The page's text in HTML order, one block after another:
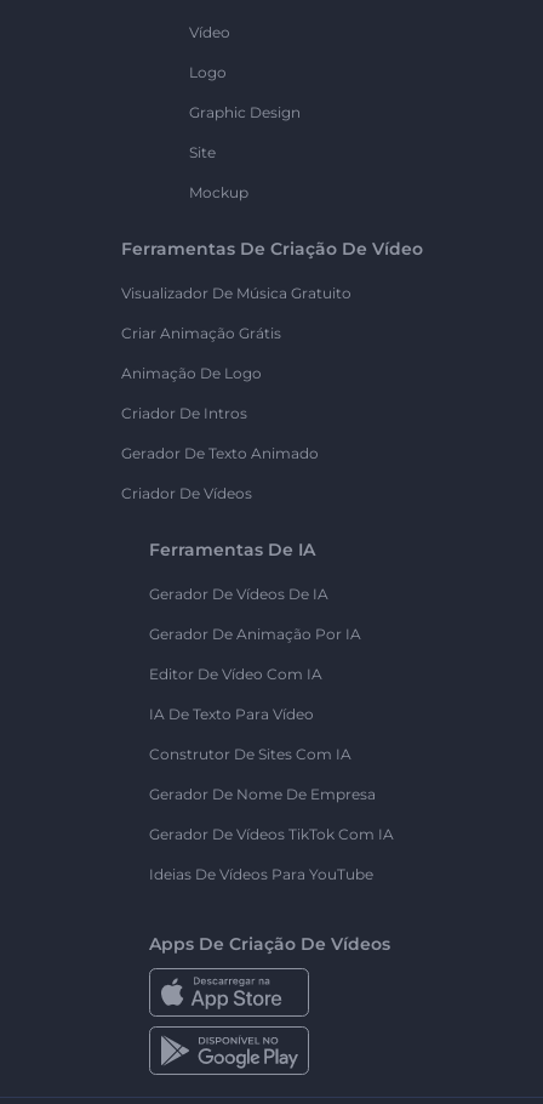
Vídeo
Logo
Graphic Design
Site
Mockup
Ferramentas De Criação De Vídeo
Visualizador De Música Gratuito
Criar Animação Grátis
Animação De Logo
Criador De Intros
Gerador De Texto Animado
Criador De Vídeos
Ferramentas De IA
Gerador De Vídeos De IA
Gerador De Animação Por IA
Editor De Vídeo Com IA
IA De Texto Para Vídeo
Construtor De Sites Com IA
Gerador De Nome De Empresa
Gerador De Vídeos TikTok Com IA
Ideias De Vídeos Para YouTube
Apps De Criação De Vídeos